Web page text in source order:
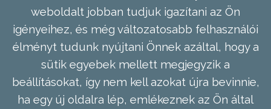
weboldalt jobban tudjuk igazítani az Ön
igényeihez, és még változatosabb felhasználói
élményt tudunk nyújtani Önnek azáltal, hogy a
sütik egyebek mellett megjegyzik a
beállításokat, így nem kell azokat újra bevinnie,
ha egy új oldalra lép, emlékeznek az Ön által